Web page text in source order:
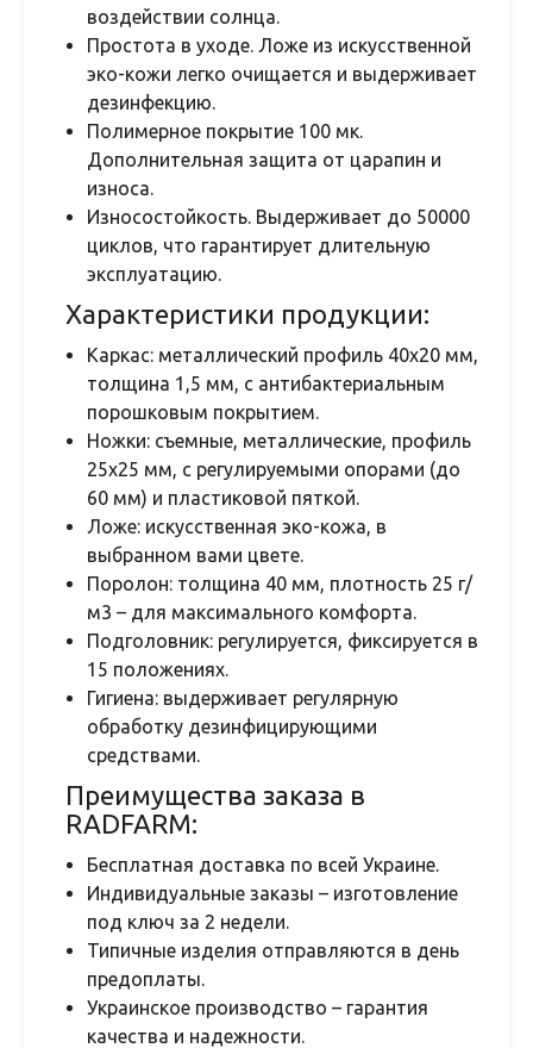
воздействии солнца.
Простота в уходе. Ложе из искусственной
эко-кожи легко очищается и выдерживает
дезинфекцию.
Полимерное покрытие 100 мк.
Дополнительная защита от царапин и
износа.
Износостойкость. Выдерживает до 50000
циклов, что гарантирует длительную
эксплуатацию.
Характеристики продукции:
Каркас: металлический профиль 40х20 мм,
толщина 1,5 мм, с антибактериальным
порошковым покрытием.
Ножки: съемные, металлические, профиль
25х25 мм, с регулируемыми опорами (до
60 мм) и пластиковой пяткой.
Ложе: искусственная эко-кожа, в
выбранном вами цвете.
Поролон: толщина 40 мм, плотность 25 г/
м3 – для максимального комфорта.
Подголовник: регулируется, фиксируется в
15 положениях.
Гигиена: выдерживает регулярную
обработку дезинфицирующими
средствами.
Преимущества заказа в
RADFARM:
Бесплатная доставка по всей Украине.
Индивидуальные заказы – изготовление
под ключ за 2 недели.
Типичные изделия отправляются в день
предоплаты.
Украинское производство – гарантия
качества и надежности.